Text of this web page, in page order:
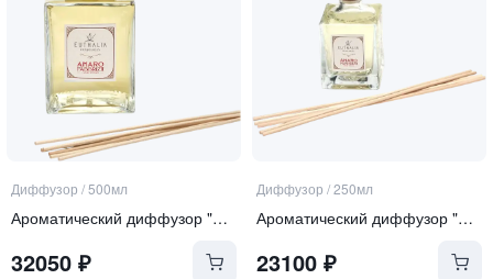
Диффузор /500мл
Ароматический диффузор "Amaro Fabbrizii"
32050 ₽
Диффузор /250мл
Ароматический диффузор "Amaro Fabbrizii"
23100₽